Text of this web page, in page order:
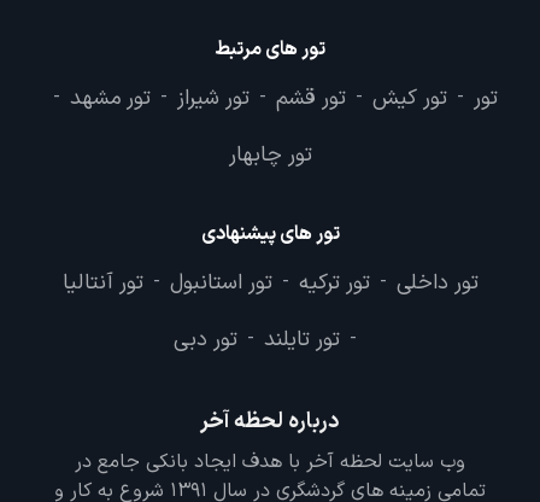
تور های مرتبط
تور - تور کیش - تور قشم - تور شیراز - تور مشهد -
تور چابهار
تور های پیشنهادی
تور داخلی - تور ترکیه - تور استانبول - تور آنتالیا
- تور تایلند - تور دبی
درباره لحظه آخر
وب سایت لحظه آخر با هدف ایجاد بانکی جامع در
تمامی زمینه های گردشگری در سال 1391 شروع به کار و